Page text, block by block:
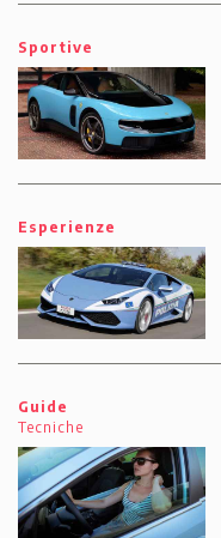
Sportive
Esperienze
Guide
Tecniche